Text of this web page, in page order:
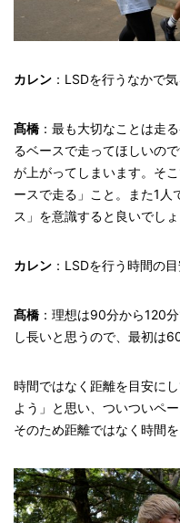
カレン ：LSDを行うなかで
髙橋 ：最も大切なことは走
るベースで走ってほしいの
が上がってしまいます。そ
ースで走る」こと。また1人
ス」を意識すると良いでしょ
カレン ：LSDを行う時間の
髙橋 ：理想は90分から120
し長いと思うので、最初は
時間ではなく距離を目安に
よう」と思い、ついついペ
そのため距離ではなく時間